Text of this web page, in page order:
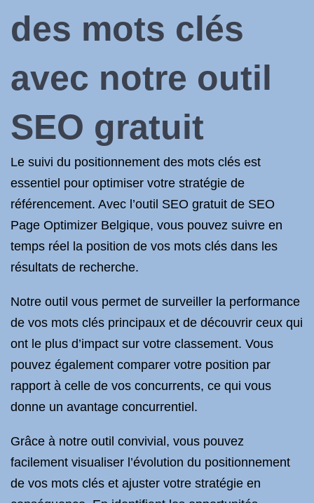
des mots clés
avec notre outil
SEO gratuit
Le suivi du positionnement des mots clés est
essentiel pour optimiser votre stratégie de
référencement. Avec l’outil SEO gratuit de SEO
Page Optimizer Belgique, vous pouvez suivre en
temps réel la position de vos mots clés dans les
résultats de recherche.
Notre outil vous permet de surveiller la performance
de vos mots clés principaux et de découvrir ceux qui
ont le plus d’impact sur votre classement. Vous
pouvez également comparer votre position par
rapport à celle de vos concurrents, ce qui vous
donne un avantage concurrentiel.
Grâce à notre outil convivial, vous pouvez
facilement visualiser l’évolution du positionnement
de vos mots clés et ajuster votre stratégie en